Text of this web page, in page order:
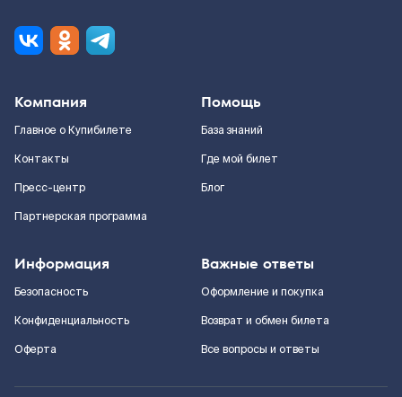
Компания
Главное о Купибилете
Контакты
Пресс-центр
Партнерская программа
Помощь
База знаний
Где мой билет
Блог
Информация
Безопасность
Конфиденциальность
Оферта
Важные ответы
Оформление и покупка
Возврат и обмен билета
Все вопросы и ответы